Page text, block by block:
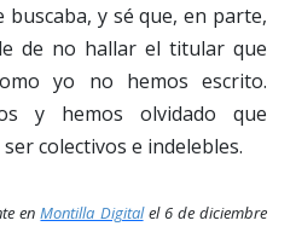
y sé que, en parte,
de no hallar el titular que
yo no hemos escrito.
y hemos olvidado que
colectivos e indelebles.
enMontilla Digitalel 6 de diciembre